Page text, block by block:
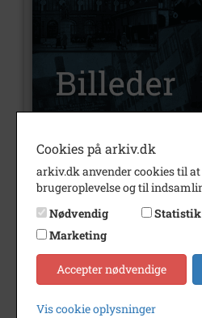
Nummer
B1567
Type
Billeder
Beskrivelse
Høng
Årstal
1955
Dateringsnote
ca 1955
Fotograf
Cookies på arkiv.dk
arkiv.dk anvender cookies til
brugeroplevelse og til
Nødvendig
Statistik
Marketing
Accepter nødvendige
Vis cookie oplysninger